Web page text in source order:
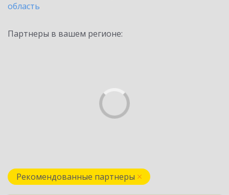
область
Партнеры в вашем регионе:
Рекомендованные партнеры